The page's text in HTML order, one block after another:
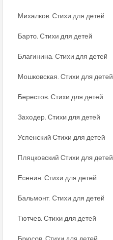
Михалков. Стихи для детей
Барто. Стихи для детей
Благинина. Стихи для детей
Мошковская. Стихи для детей
Берестов. Стихи для детей
Заходер. Стихи для детей
Успенский Стихи для детей
Пляцковский Стихи для детей
Есенин. Стихи для детей
Бальмонт. Стихи для детей
Тютчев. Стихи для детей
Брюсов. Стихи для детей